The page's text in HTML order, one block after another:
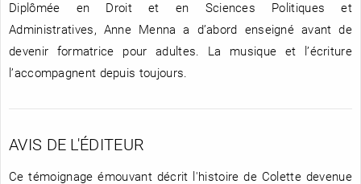
Diplômée en Droit et en Sciences Politiques et
Administratives, Anne Menna a d’abord enseigné avant de
devenir formatrice pour adultes. La musique et l’écriture
l’accompagnent depuis toujours.
AVIS DE L'ÉDITEUR
Ce témoignage émouvant décrit l'histoire de Colette devenue